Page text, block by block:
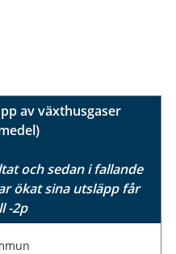
av växthusgaser
och sedan i fallande
ökat sina utsläpp får
-2p